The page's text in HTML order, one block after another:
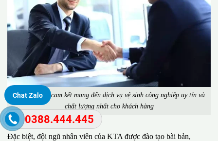
Công ty KTA cam kết mang đến dịch vụ vệ sinh công nghiệp uy tín và
chất lượng nhất cho khách hàng
Đặc biệt, đội ngũ nhân viên của KTA được đào tạo bài bản,
Chat Zalo
0388.444.445